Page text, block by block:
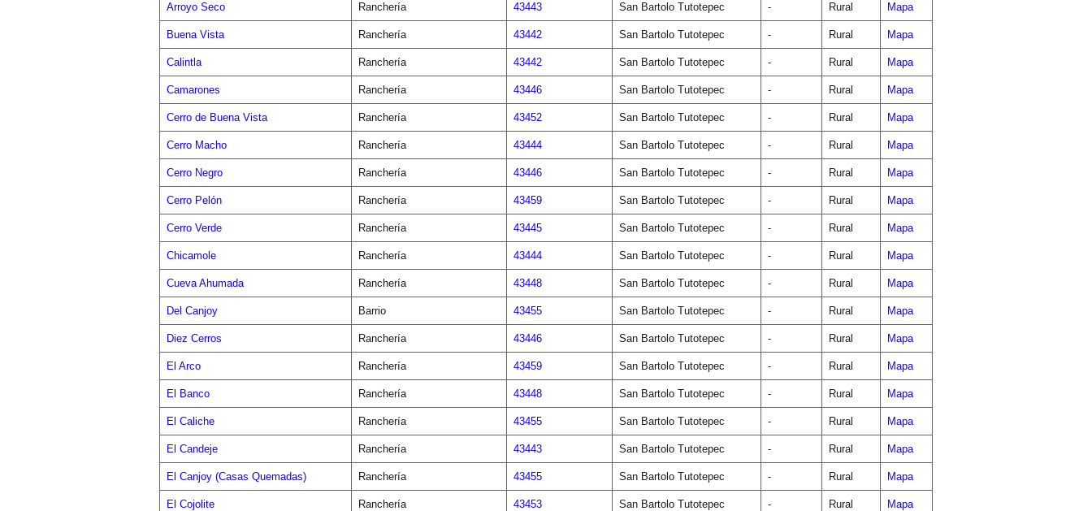
Arroyo Seco Ranchería 43443 San Bartolo Tutotepec - Rural Mapa
Buena Vista Ranchería 43442 San Bartolo Tutotepec - Rural Mapa
Calintla Ranchería 43442 San Bartolo Tutotepec - Rural Mapa
Camarones Ranchería 43446 San Bartolo Tutotepec - Rural Mapa
Cerro de Buena Vista Ranchería 43452 San Bartolo Tutotepec - Rural Mapa
Cerro Macho Ranchería 43444 San Bartolo Tutotepec - Rural Mapa
Cerro Negro Ranchería 43446 San Bartolo Tutotepec - Rural Mapa
Cerro Pelón Ranchería 43459 San Bartolo Tutotepec - Rural Mapa
Cerro Verde Ranchería 43445 San Bartolo Tutotepec - Rural Mapa
Chicamole Ranchería 43444 San Bartolo Tutotepec - Rural Mapa
Cueva Ahumada Ranchería 43448 San Bartolo Tutotepec - Rural Mapa
Del Canjoy Barrio 43455 San Bartolo Tutotepec - Rural Mapa
Diez Cerros Ranchería 43446 San Bartolo Tutotepec - Rural Mapa
El Arco Ranchería 43459 San Bartolo Tutotepec - Rural Mapa
El Banco Ranchería 43448 San Bartolo Tutotepec - Rural Mapa
El Caliche Ranchería 43455 San Bartolo Tutotepec - Rural Mapa
El Candeje Ranchería 43443 San Bartolo Tutotepec - Rural Mapa
El Canjoy (Casas Quemadas) Ranchería 43455 San Bartolo Tutotepec - Rural Mapa
El Cojolite Ranchería 43453 San Bartolo Tutotepec - Rural Mapa